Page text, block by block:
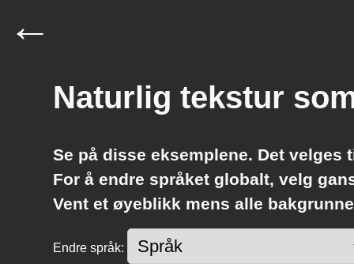
←
Naturlig tekstur
Se på disse eksemplene. Det velges
For å endre språket globalt, velg
Vent et øyeblikk mens alle
Endre språk: